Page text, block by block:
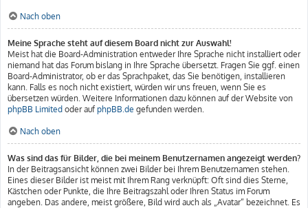
Nach oben
Meine Sprache steht auf diesem Board nicht zur Auswahl!
Meist hat die Board-Administration entweder Ihre Sprache nicht installiert oder
niemand hat das Forum bislang in Ihre Sprache übersetzt. Fragen Sie ggf. einen
Board-Administrator, ob er das Sprachpaket, das Sie benötigen, installieren
kann. Falls es noch nicht existiert, würden wir uns freuen, wenn Sie es
übersetzen würden. Weitere Informationen dazu können auf der Website von
phpBB Limited oder auf phpBB.de gefunden werden.
Nach oben
Was sind das für Bilder, die bei meinem Benutzernamen angezeigt werden?
In der Beitragsansicht können zwei Bilder bei Ihrem Benutzernamen stehen.
Eines dieser Bilder ist meist mit Ihrem Rang verknüpft: Oft sind dies Sterne,
Kästchen oder Punkte, die Ihre Beitragszahl oder Ihren Status im Forum
angeben. Das andere, meist größere, Bild wird auch als „Avatar“ bezeichnet. Es